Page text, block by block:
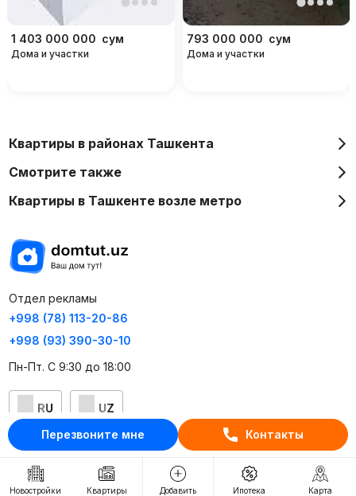
Перезвоните мне Контакты
1 403 000 000 сум
Дома и участки
793 000 000 сум
Дома и участки
Новостройки Квартиры Добавить Ипотека Карта
Квартиры в районах Ташкента
Смотрите также
Квартиры в Ташкенте возле метро
Отдел рекламы
+998 (78) 113-20-86
+998 (93) 390-30-10
Пн-Пт. С 9:30 до 18:00
RU UZ
Контакты
О проекте